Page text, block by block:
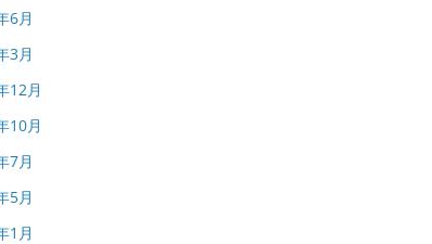
6月
3月
12月
10月
7月
5月
1月